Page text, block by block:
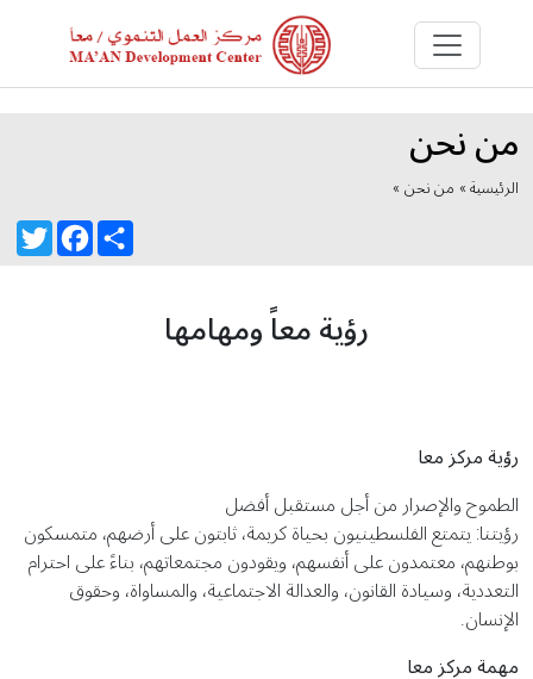
من نحن
الرئيسية » من نحن »
FacebookShare
رؤية معاً ومهامها
رؤية مركز معا
الطموح والإصرار من أجل مستقبل أفضل
رؤيتنا: يتمتع الفلسطينيون بحياة كريمة، ثابتون على أرضهم، متمسكون
بوطنهم، معتمدون على أنفسهم، ويقودون مجتمعاتهم، بناءً على احترام
التعددية، وسيادة القانون، والعدالة الاجتماعية، والمساواة، وحقوق
الإنسان.
مهمة مركز معا